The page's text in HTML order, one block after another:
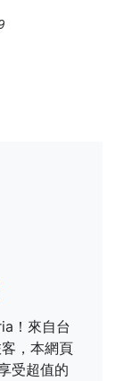
！來自台
，本網頁
受超值的